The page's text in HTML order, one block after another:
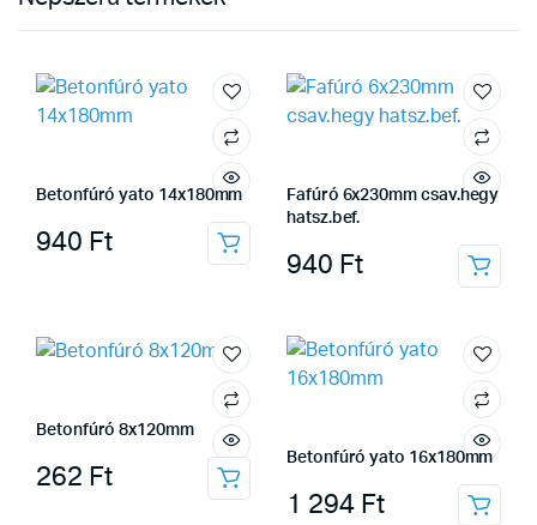
Betonfúró yato 14x180mm
940 Ft
Fafúró 6x230mm csav.hegy
hatsz.bef.
940 Ft
Betonfúró 8x120mm
262 Ft
Betonfúró yato 16x180mm
1 294 Ft